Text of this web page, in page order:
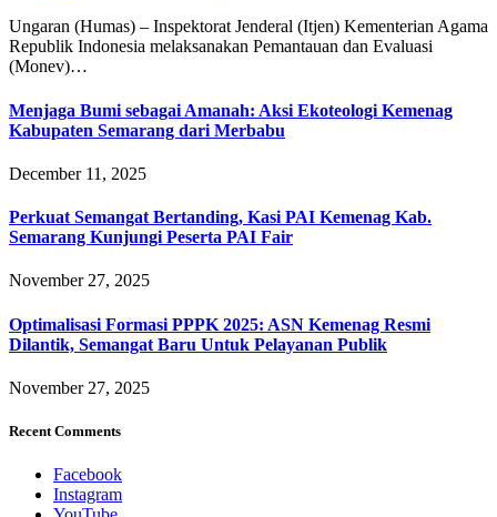
Ungaran (Humas) – Inspektorat Jenderal (Itjen) Kementerian Agama
Republik Indonesia melaksanakan Pemantauan dan Evaluasi
(Monev)…
Menjaga Bumi sebagai Amanah: Aksi Ekoteologi Kemenag
Kabupaten Semarang dari Merbabu
December 11, 2025
Perkuat Semangat Bertanding, Kasi PAI Kemenag Kab.
Semarang Kunjungi Peserta PAI Fair
November 27, 2025
Optimalisasi Formasi PPPK 2025: ASN Kemenag Resmi
Dilantik, Semangat Baru Untuk Pelayanan Publik
November 27, 2025
Recent Comments
Facebook
Instagram